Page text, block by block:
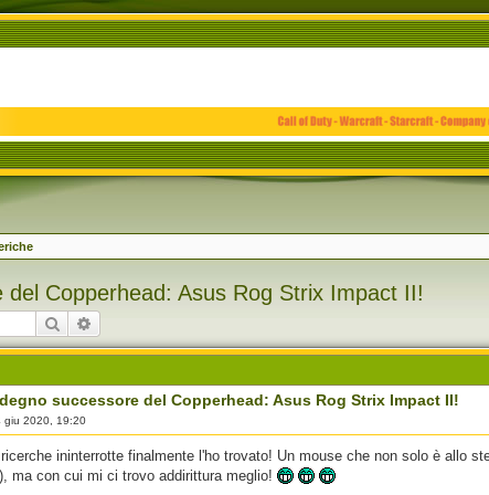
Copperhead: Asus Rog Strix Impact II!
Cerca
successore del Copperhead: Asus Rog Strix Impact II!
giu 2020, 19:20
ininterrotte finalmente l'ho trovato! Un mouse che non solo è allo
ma con cui mi ci trovo addirittura meglio!